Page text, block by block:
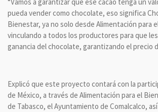
pueda vender como chocolate, eso significa
Bienestar, ya no solo desde Alimentación para
vinculando a todos los productores para que
ganancia del chocolate, garantizando el precio
Explicó que este proyecto contará con la
de México, a través de Alimentación para el
de Tabasco, el Ayuntamiento de Comalcalco,